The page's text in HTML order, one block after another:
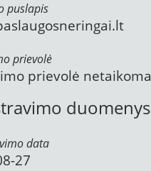
puslapis
prievolė
prievolė netaikoma
duomenys
data
27